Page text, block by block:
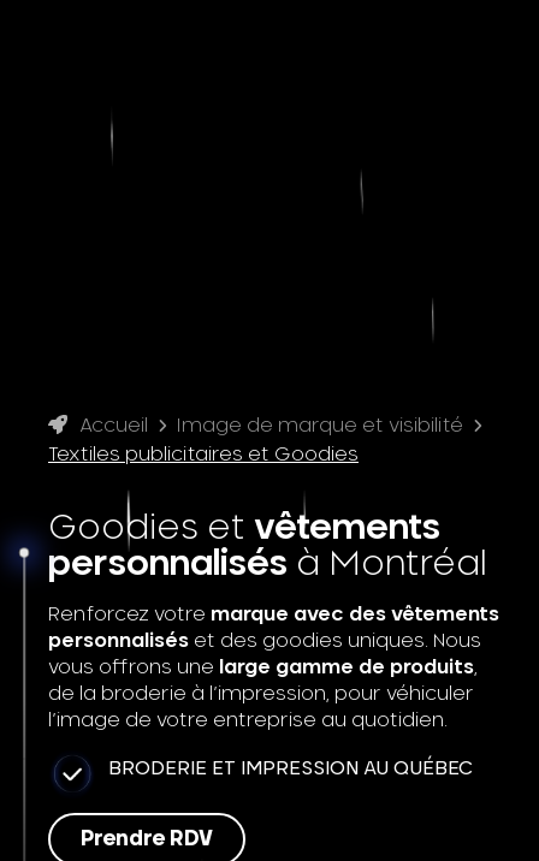
Accueil
Image de marque et visibilité
Textiles publicitaires et Goodies
Goodies et vêtements
personnalisés à Montréal
Renforcez votre marque avec des vêtements
personnalisés et des goodies uniques. Nous
vous offrons une
large gamme de produits
de la broderie à l’impression, pour véhiculer
l’image de votre entreprise au quotidien.
BRODERIE ET IMPRESSION AU QUÉBEC
Prendre RDV